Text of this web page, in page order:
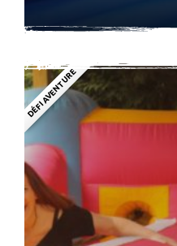
DÉFI AVENTURE